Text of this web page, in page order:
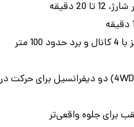
دقیقه
برای جلوه واقعی‌تر